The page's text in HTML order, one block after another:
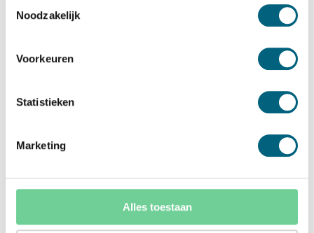
Noodzakelijk
Voorkeuren
Statistieken
Marketing
Alles toestaan
dubbelbaard sleutelslot....
Meerprijs installeren begane grond of op etage met
lift:
Ja (+€249,00)
Ik installeer de kluis graag zelf: